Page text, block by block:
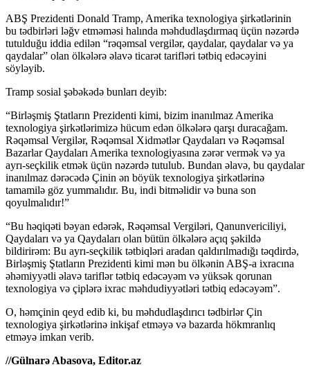
ABŞ Prezidenti Donald Tramp, Amerika texnologiya şirkətlərinin
bu tədbirləri ləğv etməməsi halında məhdudlaşdırmaq üçün nəzərdə
tutulduğu iddia edilən “rəqəmsal vergilər, qaydalar, qaydalar və ya
qaydalar” olan ölkələrə əlavə ticarət tarifləri tətbiq edəcəyini
söyləyib.
Tramp sosial şəbəkədə bunları deyib:
“Birləşmiş Ştatların Prezidenti kimi, bizim inanılmaz Amerika
texnologiya şirkətlərimizə hücum edən ölkələrə qarşı duracağam.
Rəqəmsal Vergilər, Rəqəmsal Xidmətlər Qaydaları və Rəqəmsal
Bazarlar Qaydaları Amerika texnologiyasına zərər vermək və ya
ayrı-seçkilik etmək üçün nəzərdə tutulub. Bundan əlavə, bu qaydalar
inanılmaz dərəcədə Çinin ən böyük texnologiya şirkətlərinə
tamamilə göz yummalıdır. Bu, indi bitməlidir və buna son
qoyulmalıdır!”
“Bu həqiqəti bəyan edərək, Rəqəmsal Vergiləri, Qanunvericiliyi,
Qaydaları və ya Qaydaları olan bütün ölkələrə açıq şəkildə
bildirirəm: Bu ayrı-seçkilik tətbiqləri aradan qaldırılmadığı təqdirdə,
Birləşmiş Ştatların Prezidenti kimi mən bu ölkənin ABŞ-a ixracına
əhəmiyyətli əlavə tariflər tətbiq edəcəyəm və yüksək qorunan
texnologiya və çiplərə ixrac məhdudiyyətləri tətbiq edəcəyəm”.
O, həmçinin qeyd edib ki, bu məhdudlaşdırıcı tədbirlər Çin
texnologiya şirkətlərinə inkişaf etməyə və bazarda hökmranlıq
etməyə imkan verib.
//Gülnarə Abasova, Editor.az